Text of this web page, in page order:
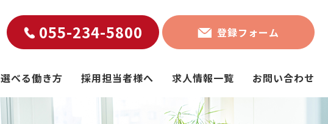
055-234-5800 登録フォーム
選べる働き方 採用担当者様へ 求人情報一覧 お問い合わせ